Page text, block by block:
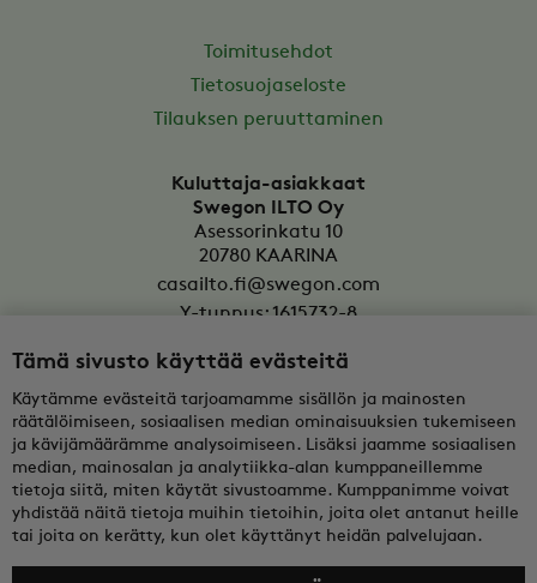
Toimitusehdot
Tietosuojaseloste
Tilauksen peruuttaminen
Kuluttaja-asiakkaat
Swegon ILTO Oy
Asessorinkatu 10
20780 KAARINA
casailto.fi@swegon.com
Y-tunnus: 1615732-8
Yritysasiakkaat
Oy Swegon Ab
Bertel Jungin aukio 7
FI-02600 ESPOO
tekninentuki@swegon.fi
Y-tunnus: 0108352-2
Tämä sivusto käyttää evästeitä
Käytämme evästeitä tarjoamamme sisällön ja mainosten
räätälöimiseen, sosiaalisen median ominaisuuksien tukemiseen
ja kävijämäärämme analysoimiseen. Lisäksi jaamme sosiaalisen
median, mainosalan ja analytiikka-alan kumppaneillemme
tietoja siitä, miten käytät sivustoamme. Kumppanimme voivat
yhdistää näitä tietoja muihin tietoihin, joita olet antanut heille
tai joita on kerätty, kun olet käyttänyt heidän palvelujaan.